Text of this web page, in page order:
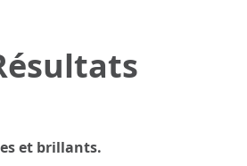
et brillants.